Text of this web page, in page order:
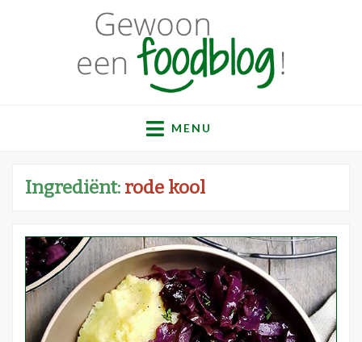
Gewoon een
foodblog!
recepten
MENU
Ingrediënt: rode kool